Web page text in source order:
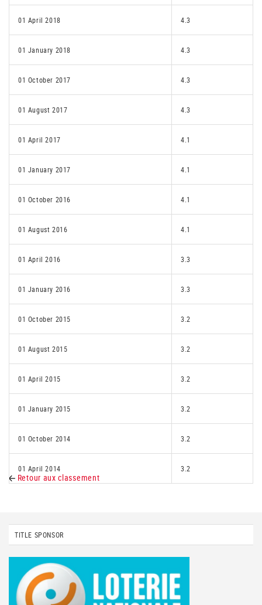
01 April 2018 4.3
01 January 2018 4.3
01 October 2017 4.3
01 August 2017 4.3
01 April 2017 4.1
01 January 2017 4.1
01 October 2016 4.1
01 August 2016 4.1
01 April 2016 3.3
01 January 2016 3.3
01 October 2015 3.2
01 August 2015 3.2
01 April 2015 3.2
01 January 2015 3.2
01 October 2014 3.2
01 April 2014 3.2
Retour aux classement
TITLE SPONSOR